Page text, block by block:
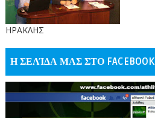
ΗΡΑΚΛΗΣ
Η ΣΕΛΊΔΑ ΜΑΣ ΣΤΟ FACEBOOK